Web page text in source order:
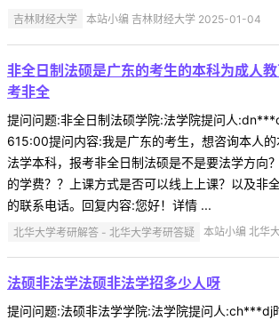
吉林财经大学 本站小编 吉林财经大学 2025-01-04
非全日制法硕是广东的考生的本科为成人
考非全
提问问题:非全日制法硕学院:法学院提问人
615:00提问内容:我是广东的考生，想咨询本人
法学本科，报考非全日制法硕是不是要法学方向
的学费？？上课方式是否可以线上上课？以及非
的联系电话。回复内容:您好！详情 ...
北华大学考研解答 - 北华大学考研答疑 本站小编 北华
法硕非法学法硕非法学招多少人呀
提问问题:法硕非法学学院:法学院提问人